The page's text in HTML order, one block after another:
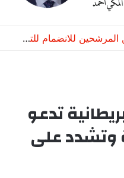
فيدان: مصر ودول أخرى من المرشحين للانضمام للتحالف التركي السعودي الباكستاني
تدعو
وتشدد على